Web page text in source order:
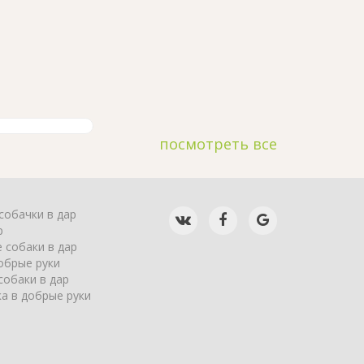
посмотреть все
в дар
собаки в дар
руки
в дар
в добрые руки